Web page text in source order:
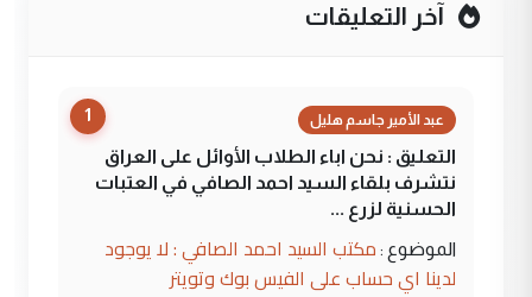
آخر التعليقات
1 عبد الأمير جاسم هليل
التعليق : نحن اباء الطلاب الأوائل على العراق
نتشرف بلقاء السيد احمد الصافي في العتبات
الحسنية لزرع ...
الموضوع : مكتب السيد احمد الصافي : لا يوجود
لدينا اي حساب على الفيس بوك وتويتر